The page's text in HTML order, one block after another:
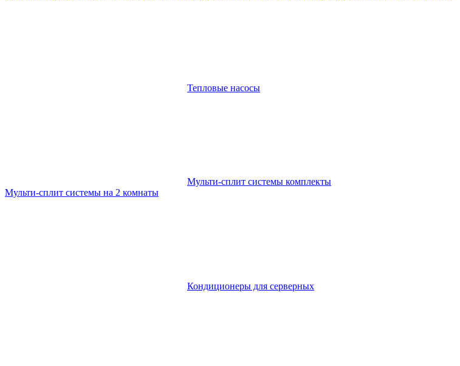
Тепловые насосы
Мульти-сплит системы комплекты
Мульти-сплит системы на 2 комнаты
Кондиционеры для серверных